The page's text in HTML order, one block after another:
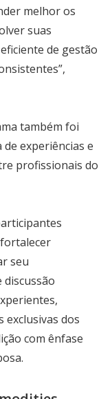
melhor os
suas
de gestão
também foi
experiências e
profissionais do
seu
exclusivas dos
com ênfase